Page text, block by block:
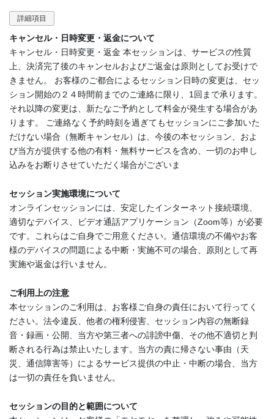
詳細項目
キャンセル・日時変更・返金について
キャンセル・日時変更・返金 本セッションは、サービスの性質
上、決済完了後のキャンセルおよびご返金は原則としてお受けで
きません。 お客様のご都合によるセッション日時の変更は、セッ
ション開始の２４時間前までのご連絡に限り、1回まで承ります。
それ以降の変更は、新たなご予約として料金が発生する場合があ
ります。 ご連絡なく予約時刻を過ぎてもセッションにご参加いた
だけない場合（無断キャンセル）は、今後の本セッション、およ
び当方が提供する他の有料・無料サービスを含め、一切のお申し
込みをお断りさせていただく場合がございま
セッション実施環境について
オンラインセッションには、安定したインターネット接続環境、
適切なデバイス、ビデオ通話アプリケーション（Zoom等）が必要
です。これらはご自身でご用意ください。通信環境の不備やお客
様のデバイスの問題による中断・実施不可の場合、原則として再
実施や返金は行いません。
ご利用上の注意
本セッションのご利用は、お客様ご自身の責任において行ってく
ださい。法令違反、他者の権利侵害、セッション内容の無断録
音・録画・公開、当方や第三者への誹謗中傷、その他不適切と判
断される行為は禁止いたします。当方の責に帰さない事由（天
災、通信障害等）によるサービス提供の中止・中断の場合、当方
は一切の責任を負いません。
セッションの目的と範囲について